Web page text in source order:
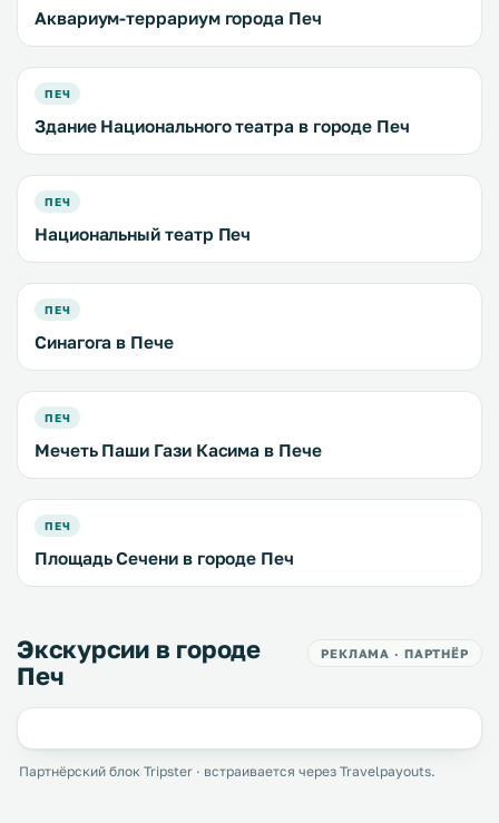
Аквариум-террариум города Печ
ПЕЧ
Здание Национального театра в городе Печ
ПЕЧ
Национальный театр Печ
ПЕЧ
Синагога в Пече
ПЕЧ
Мечеть Паши Гази Касима в Пече
ПЕЧ
Площадь Сечени в городе Печ
Экскурсии в городе
Печ
РЕКЛАМА · ПАРТНЁР
Партнёрский блок Tripster · встраивается через Travelpayouts.